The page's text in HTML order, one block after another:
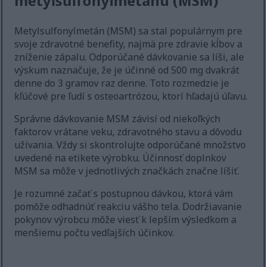
Metylsulfonylmetán (MSM) sa stal populárnym pre
svoje zdravotné benefity, najmä pre zdravie kĺbov a
zníženie zápalu. Odporúčané dávkovanie sa líši, ale
výskum naznačuje, že je účinné od 500 mg dvakrát
denne do 3 gramov raz denne. Toto rozmedzie je
kľúčové pre ľudí s osteoartrózou, ktorí hľadajú úľavu.
Správne dávkovanie MSM závisí od niekoľkých
faktorov vrátane veku, zdravotného stavu a dôvodu
užívania. Vždy si skontrolujte odporúčané množstvo
uvedené na etikete výrobku. Účinnosť doplnkov
MSM sa môže v jednotlivých značkách značne líšiť.
Je rozumné začať s postupnou dávkou, ktorá vám
pomôže odhadnúť reakciu vášho tela. Dodržiavanie
pokynov výrobcu môže viesť k lepším výsledkom a
menšiemu počtu vedľajších účinkov.